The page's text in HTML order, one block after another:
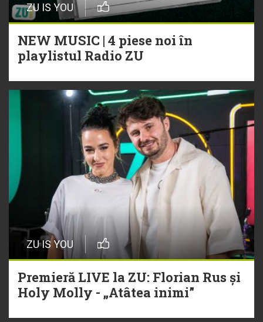
ZU IS YOU
NEW MUSIC | 4 piese noi în
playlistul Radio ZU
ZU IS YOU
Premieră LIVE la ZU: Florian Rus și
Holy Molly - „Atâtea inimi”